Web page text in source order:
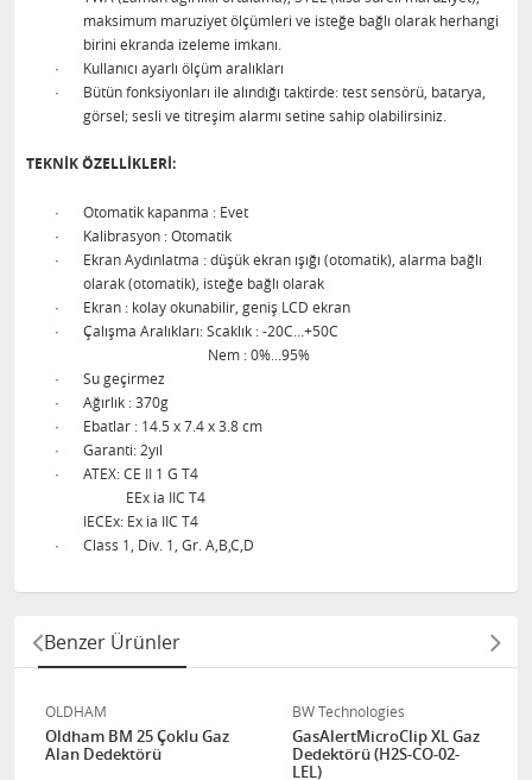
maksimum maruziyet ölçümleri ve isteğe bağlı olarak herhangi
birini ekranda izeleme imkanı.
·
Kullanıcı ayarlı ölçüm aralıkları
·
Bütün fonksiyonları ile alındığı taktirde: test sensörü, batarya,
görsel; sesli ve titreşim alarmı setine sahip olabilirsiniz.
TEKNİK ÖZELLİKLERİ:
·
Otomatik kapanma : Evet
·
Kalibrasyon : Otomatik
·
Ekran Aydınlatma : düşük ekran ışığı (otomatik), alarma bağlı
olarak (otomatik), isteğe bağlı olarak
·
Ekran : kolay okunabilir, geniş LCD ekran
·
Çalışma Aralıkları: Scaklık : -20C…+50C
Nem : 0%...95%
·
Su geçirmez
·
Ağırlık : 370g
·
Ebatlar : 14.5 x 7.4 x 3.8 cm
·
Garanti: 2yıl
·
ATEX: CE II 1 G T4
EEx ia IIC T4
IECEx: Ex ia IIC T4
·
Class 1, Div. 1, Gr. A,B,C,D
Benzer Ürünler
OLDHAM
Oldham BM 25 Çoklu Gaz
Alan Dedektörü
BW Technologies
GasAlertMicroClip XL Gaz
Dedektörü (H2S-CO-02-
LEL)